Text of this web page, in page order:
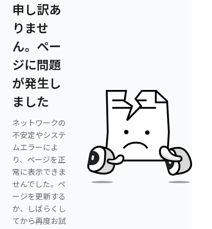
申し訳あ
りませ
ん。ペー
ジに問題
が発生し
ました
ネットワークの
不安定やシステ
ムエラーによ
り、ページを正
常に表示できま
せんでした。ペ
ージを更新する
か、しばらくし
てから再度お試